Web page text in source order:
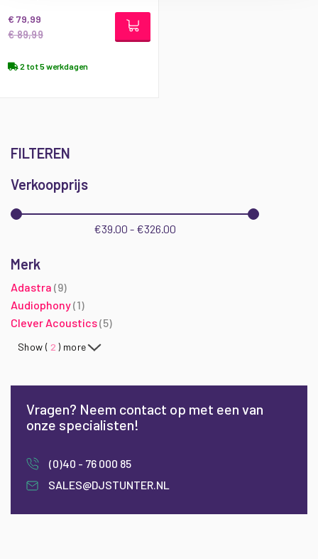
€ 79,99
€ 89,99
2 tot 5 werkdagen
FILTEREN
Verkoopprijs
€39.00 - €326.00
Merk
Adastra 9producten
Audiophony 1product
Clever Acoustics 5producten
Show ( 2 ) more
Vragen? Neem contact op met een van
onze specialisten!
(0)40 - 76 000 85
SALES@DJSTUNTER.NL